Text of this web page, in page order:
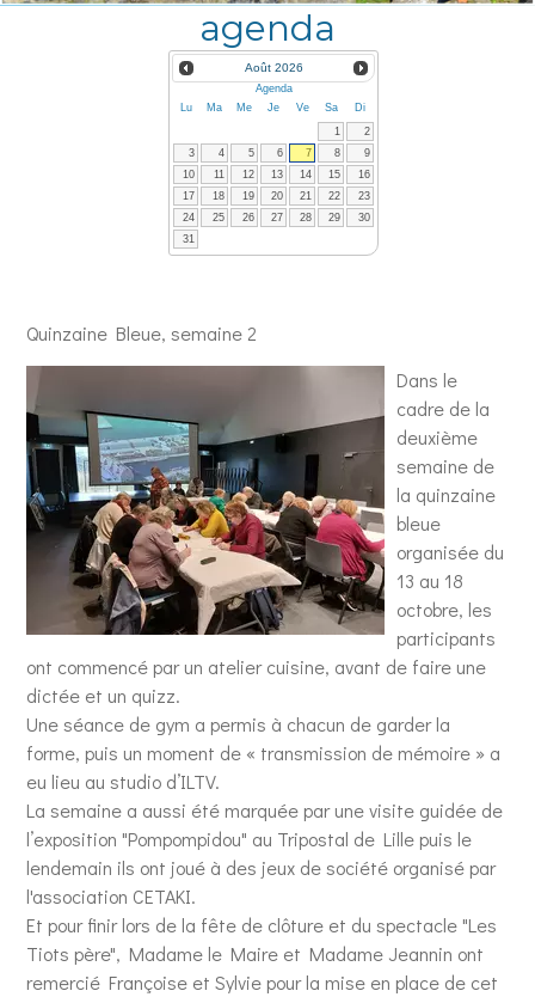
agenda
Août 2026
Agenda
Lu
Ma Me Je Ve Sa
Di
1
2
3
4 5 6 7 8
9
10
11 12 13 14 15
16
17
18 19 20 21 22
23
24
25 26 27 28 29
30
31
Quinzaine Bleue, semaine 2
Dans le
cadre de la
deuxième
semaine de
la quinzaine
bleue
organisée du
13 au 18
octobre, les
participants
ont commencé par un atelier cuisine, avant de faire une
dictée et un quizz.
Une séance de gym a permis à chacun de garder la
forme, puis un moment de « transmission de mémoire » a
eu lieu au studio d’ILTV.
La semaine a aussi été marquée par une visite guidée de
l’exposition "Pompompidou" au Tripostal de Lille puis le
lendemain ils ont joué à des jeux de société organisé par
l'association CETAKI.
Et pour finir lors de la fête de clôture et du spectacle "Les
Tiots père", Madame le Maire et Madame Jeannin ont
remercié Françoise et Sylvie pour la mise en place de cet